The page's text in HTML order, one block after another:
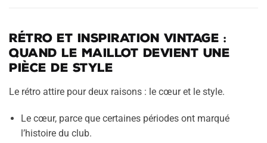
Rétro et inspiration vintage :
quand le maillot devient une
pièce de style
Le rétro attire pour deux raisons : le cœur et le style.
Le cœur, parce que certaines périodes ont marqué
l’histoire du club.